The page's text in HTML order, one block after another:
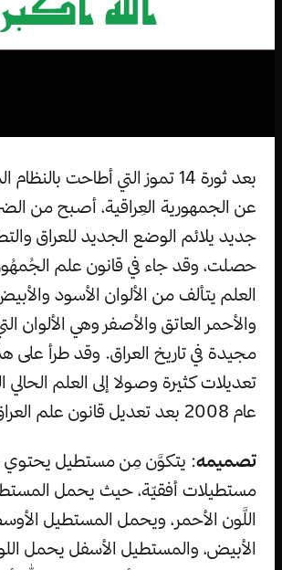
بعد ثورة 14 تموز التي أطاحت
عن الجمهورية العِراقية، أصبح من
جديد يلائم الوضع الجديد للعراق
حصلت، وقد جاء في قانون علم
العلم يتألف من الألوان الأسود
والأحمر العاتق والأصفر وهي الألوان
مجيدة في تاريخ العراق. وقد طرأ على
تعديلات كثيرة وصولا إلى العلم
عام 2008 بعد تعديل قانون علم العراق.
تصميمه
مستطيلات أفقيّة، حيث يحمل
اللَّون الأحمر، ويحمل المستطيل
الأبيض، والمستطيل الأسفل يحمل